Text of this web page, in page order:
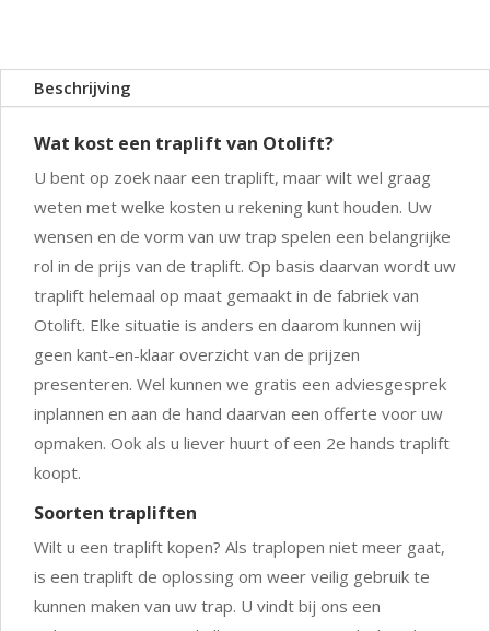
Beschrijving
Wat kost een traplift van Otolift?
U bent op zoek naar een traplift, maar wilt wel graag
weten met welke kosten u rekening kunt houden. Uw
wensen en de vorm van uw trap spelen een belangrijke
rol in de prijs van de traplift. Op basis daarvan wordt uw
traplift helemaal op maat gemaakt in de fabriek van
Otolift. Elke situatie is anders en daarom kunnen wij
geen kant-en-klaar overzicht van de prijzen
presenteren. Wel kunnen we gratis een adviesgesprek
inplannen en aan de hand daarvan een offerte voor uw
opmaken. Ook als u liever huurt of een 2e hands traplift
koopt.
Soorten trapliften
Wilt u een traplift kopen? Als traplopen niet meer gaat,
is een traplift de oplossing om weer veilig gebruik te
kunnen maken van uw trap. U vindt bij ons een